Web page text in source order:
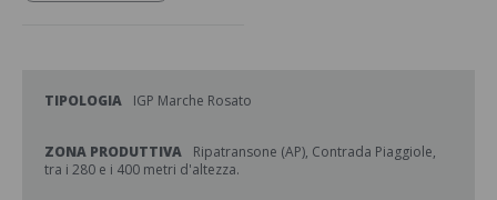
TIPOLOGIA IGP Marche Rosato
ZONA PRODUTTIVA
Ripatransone (AP), Contrada Piaggiole,
tra i 280 e i 400 metri d'altezza.